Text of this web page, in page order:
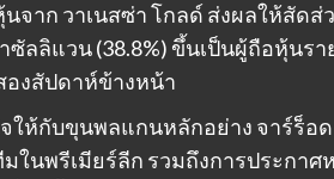
จาก วาเนสซ่า โกลด์ ส่งผลให้สัด
ซัลลิแวน (38.8%) ขึ้นเป็นผู้ถือหุ้น
องสัปดาห์ข้างหน้า
ห้กับขุนพลแกนหลักอย่าง จาร์ร็อด
นพรีเมียร์ลีก รวมถึงการประกาศ